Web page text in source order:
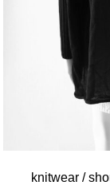
knitwear /